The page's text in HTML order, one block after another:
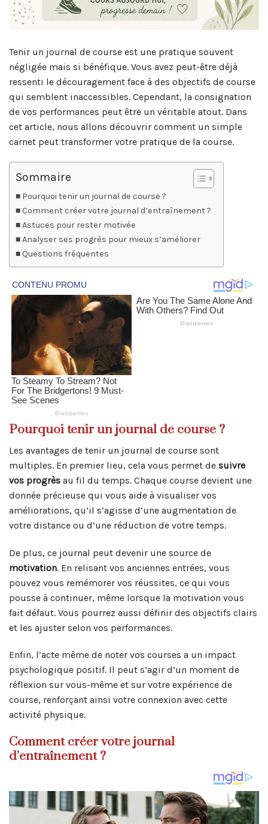
Tenir un journal de course est une pratique souvent
négligée mais si bénéfique. Vous avez peut-être déjà
ressenti le découragement face à des objectifs de course
qui semblent inaccessibles. Cependant, la consignation
de vos performances peut être un véritable atout. Dans
cet article, nous allons découvrir comment un simple
carnet peut transformer votre pratique de la course.
Sommaire
Pourquoi tenir un journal de course ?
Comment créer votre journal d’entraînement ?
Astuces pour rester motivée
Analyser ses progrès pour mieux s’améliorer
Questions fréquentes
Pourquoi tenir un journal de course ?
Les avantages de tenir un journal de course sont
multiples. En premier lieu, cela vous permet de suivre
vos progrès au fil du temps. Chaque course devient une
donnée précieuse qui vous aide à visualiser vos
améliorations, qu’il s’agisse d’une augmentation de
votre distance ou d’une réduction de votre temps.
De plus, ce journal peut devenir une source de
motivation. En relisant vos anciennes entrées, vous
pouvez vous remémorer vos réussites, ce qui vous
pousse à continuer, même lorsque la motivation vous
fait défaut. Vous pourrez aussi définir des objectifs clairs
et les ajuster selon vos performances.
Enfin, l’acte même de noter vos courses a un impact
psychologique positif. Il peut s’agir d’un moment de
réflexion sur vous-même et sur votre expérience de
course, renforçant ainsi votre connexion avec cette
activité physique.
Comment créer votre journal
d’entraînement ?